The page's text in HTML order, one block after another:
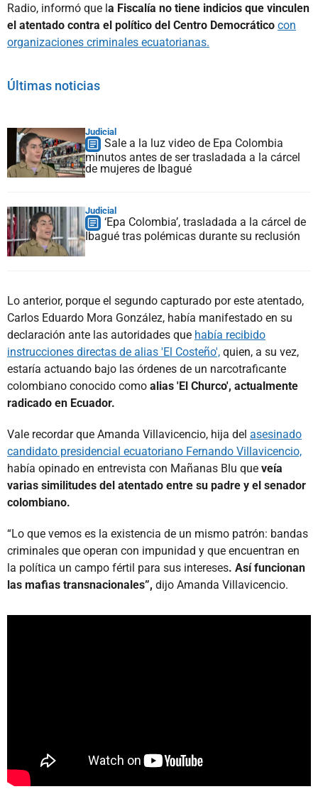
Radio, informó que la Fiscalía no tiene indicios que vinculen
el atentado contra el político del Centro Democrático con
organizaciones criminales ecuatorianas.
Últimas noticias
Judicial
Sale a la luz video de Epa Colombia
minutos antes de ser trasladada a la cárcel
de mujeres de Ibagué
Judicial
‘Epa Colombia’, trasladada a la cárcel de
Ibagué tras polémicas durante su reclusión
Lo anterior, porque el segundo capturado por este atentado,
Carlos Eduardo Mora González, había manifestado en su
declaración ante las autoridades que había recibido
instrucciones directas de alias 'El Costeño', quien, a su vez,
estaría actuando bajo las órdenes de un narcotraficante
colombiano conocido como alias 'El Churco', actualmente
radicado en Ecuador.
Vale recordar que Amanda Villavicencio, hija del asesinado
candidato presidencial ecuatoriano Fernando Villavicencio,
había opinado en entrevista con Mañanas Blu que veía
varias similitudes del atentado entre su padre y el senador
colombiano.
“Lo que vemos es la existencia de un mismo patrón: bandas
criminales que operan con impunidad y que encuentran en
la política un campo fértil para sus intereses. Así funcionan
las mafias transnacionales”, dijo Amanda Villavicencio.